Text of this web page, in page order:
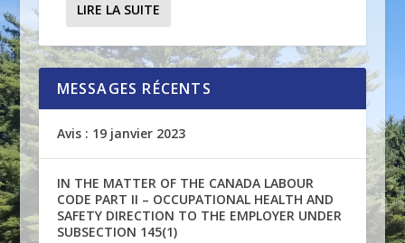
LIRE LA SUITE
MESSAGES RÉCENTS
Avis : 19 janvier 2023
IN THE MATTER OF THE CANADA LABOUR
CODE PART II – OCCUPATIONAL HEALTH AND
SAFETY DIRECTION TO THE EMPLOYER UNDER
SUBSECTION 145(1)